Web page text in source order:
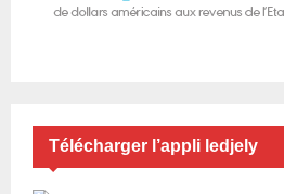
Télécharger l’appli ledjely